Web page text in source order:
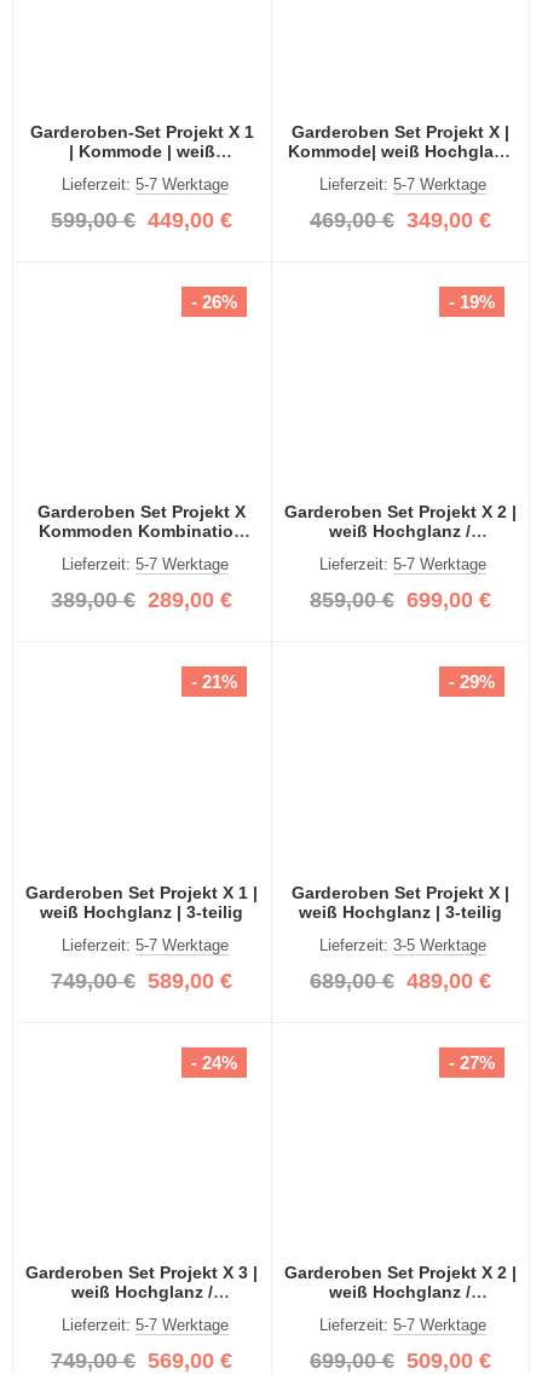
Garderoben-Set Projekt X 1
| Kommode | weiß
Lieferzeit: 5-7 Werktage
599,00 € 449,00 €
Garderoben Set Projekt X |
Kommode| weiß Hochglanz
Lieferzeit:5-7 Werktage
469,00 € 349,00 €
Garderoben Set Projekt X
Kommoden Kombination
Lieferzeit: 5-7 Werktage
389,00 € 289,00 €
- 26%
Garderoben Set Projekt X 2 |
weiß Hochglanz /
Lieferzeit:5-7 Werktage
859,00 € 699,00 €
- 19%
Garderoben Set Projekt X 1 |
weiß Hochglanz | 3-teilig
Lieferzeit: 5-7 Werktage
749,00 € 589,00 €
- 21%
Garderoben Set Projekt X |
weiß Hochglanz | 3-teilig
Lieferzeit:3-5 Werktage
689,00 € 489,00 €
- 29%
Garderoben Set Projekt X 3 |
weiß Hochglanz /
Lieferzeit: 5-7 Werktage
749,00 € 569,00 €
- 24%
Garderoben Set Projekt X 2 |
weiß Hochglanz /
Lieferzeit:5-7 Werktage
699,00 € 509,00 €
- 27%